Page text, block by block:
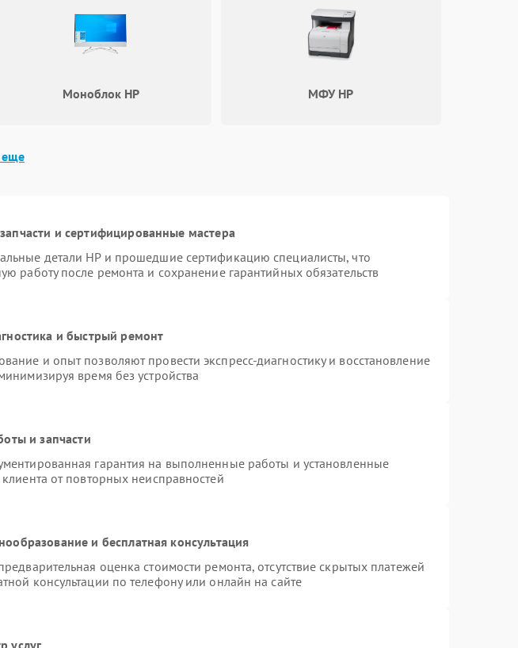
1 год Подробнее →
60 мин
60 мин 1 год 1000 ₽ Подробнее →
60 мин 1 год
Моноблок HP МФУ HP
еще
и сертифицированные мастера
детали HP и прошедшие сертификацию специалисты, что
работу после ремонта и сохранение гарантийных обязательств
и быстрый ремонт
и опыт позволяют провести экспресс-диагностику и восстановление
время без устройства
и запчасти
гарантия на выполненные работы и установленные
от повторных неисправностей
и бесплатная консультация
оценка стоимости ремонта, отсутствие скрытых платежей
консультации по телефону или онлайн на сайте
услуг